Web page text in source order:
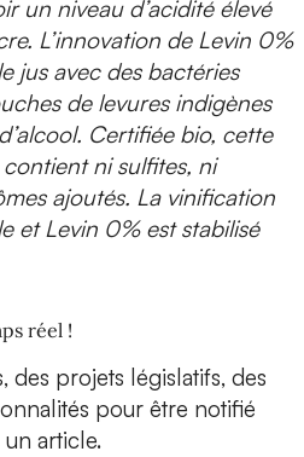
un niveau d’acidité élevé
L’innovation de Levin 0%
jus avec des bactéries
de levures indigènes
Certifiée bio, cette
ni sulfites, ni
ajoutés. La vinification
et Levin 0% est stabilisé
réel !
des projets législatifs, des
pour être notifié
article.